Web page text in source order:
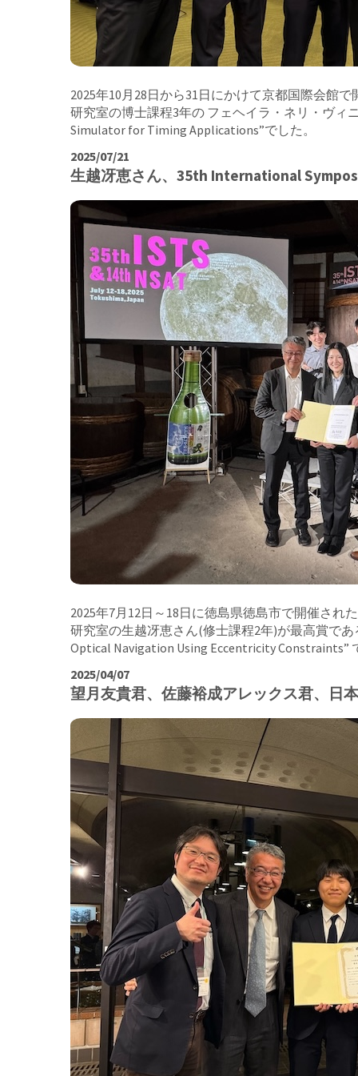
2025年10月28日から31日にかけて京都国際会館で
研究室の博士課程3年の フェヘイラ・ネリ・ヴィ
Simulator for Timing Applications”でした。
2025/07/21
生越冴恵さん、35th International
2025年7月12日～18日に徳島県徳島市で開催され
研究室の生越冴恵さん(修士課程2年)が最高賞であ
Optical Navigation Using Eccentricity Constraints”
2025/04/07
望月友貴君、佐藤裕成アレックス君、日